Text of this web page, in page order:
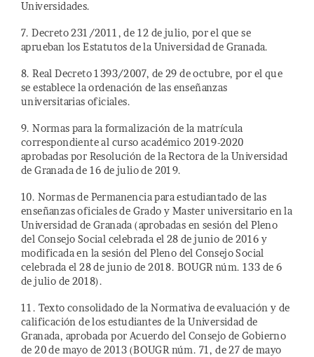
Universidades.
7. Decreto 231/2011, de 12 de julio, por el que se
aprueban los Estatutos de la Universidad de Granada.
8. Real Decreto 1393/2007, de 29 de octubre, por el que
se establece la ordenación de las enseñanzas
universitarias oficiales.
9. Normas para la formalización de la matrícula
correspondiente al curso académico 2019-2020
aprobadas por Resolución de la Rectora de la Universidad
de Granada de 16 de julio de 2019.
10. Normas de Permanencia para estudiantado de las
enseñanzas oficiales de Grado y Master universitario en la
Universidad de Granada (aprobadas en sesión del Pleno
del Consejo Social celebrada el 28 de junio de 2016 y
modificada en la sesión del Pleno del Consejo Social
celebrada el 28 de junio de 2018. BOUGR núm. 133 de 6
de julio de 2018).
11. Texto consolidado de la Normativa de evaluación y de
calificación de los estudiantes de la Universidad de
Granada, aprobada por Acuerdo del Consejo de Gobierno
de 20 de mayo de 2013 (BOUGR núm. 71, de 27 de mayo